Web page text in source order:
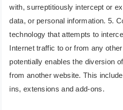
with, surreptitiously intercept or
data, or personal information. 5.
technology that attempts to
Internet traffic to or from any
potentially enables the diversion
from another website. This
ins, extensions and add-ons.